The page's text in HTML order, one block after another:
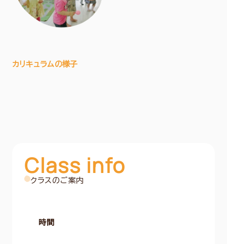
カリキュラムの様子
Class info
クラスのご案内
時間